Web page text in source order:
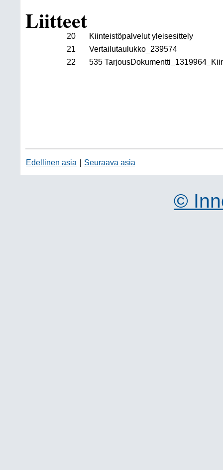
Liitteet
20
Kiinteistöpalvelut yleisesittely
21
Vertailutaulukko_239574
22
535
Edellinen asia Seuraava asia
©